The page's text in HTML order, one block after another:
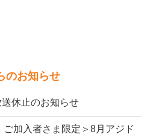
のお知らせ
休止のお知らせ
ご加入者さま限定＞8月アジド